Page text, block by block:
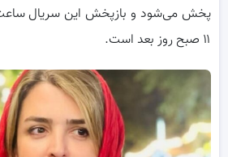
۱۱ صبح روز بعد است.